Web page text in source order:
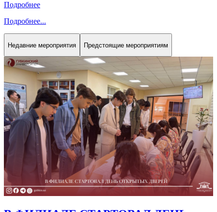
Подробнее
Подробнее...
Недавние мероприятия Предстоящие мероприятиям